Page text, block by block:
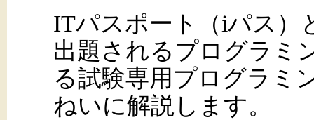
ITパスポート（iパス）
出題されるプログラミ
る試験専用プログラミ
ねいに解説します。